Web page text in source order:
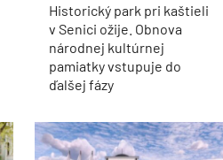
Historický park pri kaštieli
v Senici ožije. Obnova
národnej kultúrnej
pamiatky vstupuje do
ďalšej fázy